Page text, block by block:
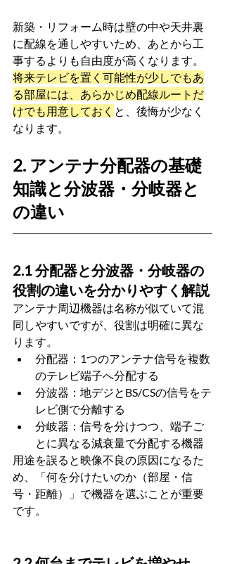
新築・リフォーム時は壁の中や天井裏
に配線を通しやすいため、あとから工
事するよりも自由度が高くなります。
将来テレビを置く可能性が少しでもあ
る部屋には、あらかじめ配線ルートだ
けでも用意しておく と、後悔が少なく
なります。
2. アンテナ分配器の基礎
知識と分波器・分岐器と
の違い
2.1 分配器と分波器・分岐器の
役割の違いを分かりやすく解説
アンテナ周辺機器は名称が似ていて混
同しやすいですが、役割は明確に異な
ります。
分配器：1つのアンテナ信号を複数
のテレビ端子へ分配する
分波器：地デジとBS/CSの信号をテ
レビ側で分離する
分岐器：信号を分けつつ、端子ご
とに異なる減衰量で分配する機器
用途を誤ると映像不良の原因になるた
め、「何を分けたいのか（部屋・信
号・距離）」で機器を選ぶことが重要
です。